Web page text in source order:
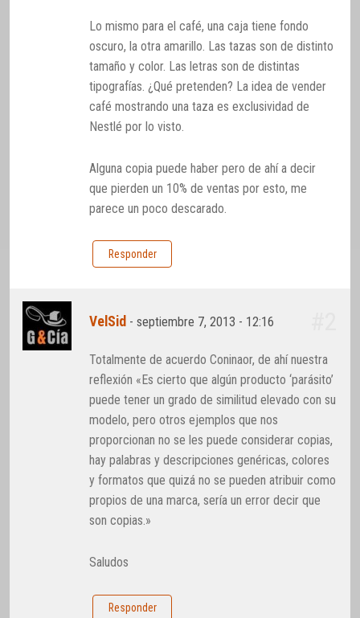
Lo mismo para el café, una caja tiene fondo
oscuro, la otra amarillo. Las tazas son de distinto
tamaño y color. Las letras son de distintas
tipografías. ¿Qué pretenden? La idea de vender
café mostrando una taza es exclusividad de
Nestlé por lo visto.
Alguna copia puede haber pero de ahí a decir
que pierden un 10% de ventas por esto, me
parece un poco descarado.
Responder
VelSid -septiembre 7, 2013 - 12:16
Totalmente de acuerdo Coninaor, de ahí nuestra
reflexión «Es cierto que algún producto ‘parásito’
puede tener un grado de similitud elevado con su
modelo, pero otros ejemplos que nos
proporcionan no se les puede considerar copias,
hay palabras y descripciones genéricas, colores
y formatos que quizá no se pueden atribuir como
propios de una marca, sería un error decir que
son copias.»
Saludos
Responder